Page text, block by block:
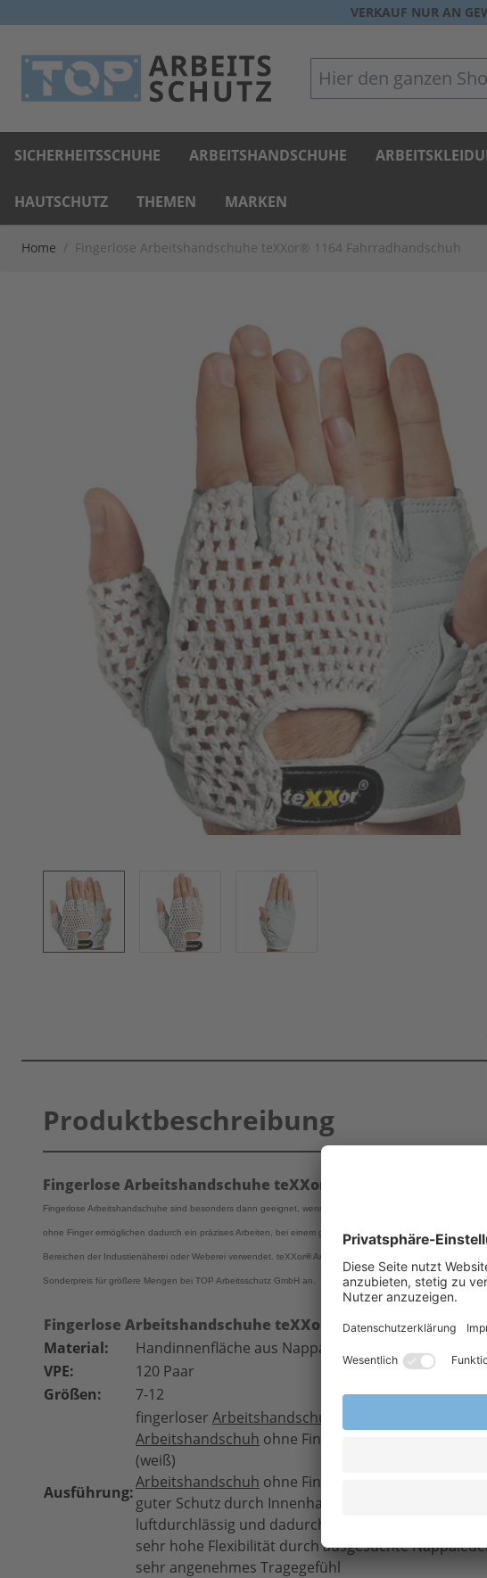
VERKAUF NUR AN
Hier den ganzen Shop
SICHERHEITSSCHUHE ARBEITSHANDSCHUHE
HAUTSCHUTZ THEMEN MARKEN
Home / Fingerlose Arbeitshandschuhe teXXor® 1164 Fahrradhandschuh
Produktbeschreibung
Fingerlose Arbeitshandschuhe teXXor
Fingerlose Arbeitshandschuhe sind besonders dann geeignet, wenn die Hand geschützt werden soll,
ohne Finger ermöglichen dadurch ein präzises Arbeiten, bei einem gewissen Schutz der Handinnen u. -
Bereichen der Industienäherei oder Weberei verwendet. teXXor® Arbeitshandschuhe stehen für ein
Sonderpreis für größere Mengen bei TOP Arbeitsschutz GmbH an.
Fingerlose Arbeitshandschuhe teXXor
1164
Material:
Handinnenfläche aus Nappaleder
VPE:
120 Paar
Größen:
7-12
Ausführung:
fingerloser Arbeitshandschuh
Arbeitshandschuh ohne Fingerkuppen mit
(weiß)
Arbeitshandschuh ohne Finger mit ca. 16 cm Länge
guter Schutz durch Innenhandverstärkung
luftdurchlässig und dadurch sehr atmungsaktiv
sehr hohe Flexibilität durch ausgesuchte
sehr angenehmes Tragegefühl